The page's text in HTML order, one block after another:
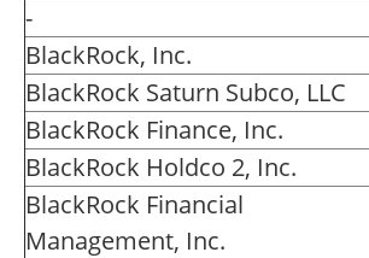
-
BlackRock, Inc.
BlackRock Saturn Subco, LLC
BlackRock Finance, Inc.
BlackRock Holdco 2, Inc.
BlackRock Financial
Management, Inc.